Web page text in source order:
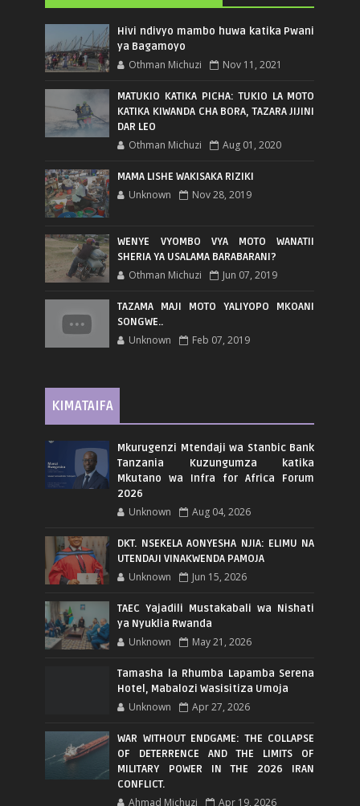
Hivi ndivyo mambo huwa katika Pwani
ya Bagamoyo
Othman Michuzi Nov 11, 2021
MATUKIO KATIKA PICHA: TUKIO LA MOTO
KATIKA KIWANDA CHA BORA, TAZARA JIJINI
DAR LEO
Othman Michuzi Aug 01, 2020
MAMA LISHE WAKISAKA RIZIKI
Unknown Nov 28, 2019
WENYE VYOMBO VYA MOTO WANATII
SHERIA YA USALAMA BARABARANI?
Othman Michuzi Jun 07, 2019
TAZAMA MAJI MOTO YALIYOPO MKOANI
SONGWE..
Unknown Feb 07, 2019
KIMATAIFA
Mkurugenzi Mtendaji wa Stanbic Bank
Tanzania Kuzungumza katika
Mkutano wa Infra for Africa Forum
2026
Unknown Aug 04, 2026
DKT. NSEKELA AONYESHA NJIA: ELIMU NA
UTENDAJI VINAKWENDA PAMOJA
Unknown Jun 15, 2026
TAEC Yajadili Mustakabali wa Nishati
ya Nyuklia Rwanda
Unknown May 21, 2026
Tamasha la Rhumba Lapamba Serena
Hotel, Mabalozi Wasisitiza Umoja
Unknown Apr 27, 2026
WAR WITHOUT ENDGAME: THE COLLAPSE
OF DETERRENCE AND THE LIMITS OF
MILITARY POWER IN THE 2026 IRAN
CONFLICT.
Ahmad Michuzi Apr 19, 2026